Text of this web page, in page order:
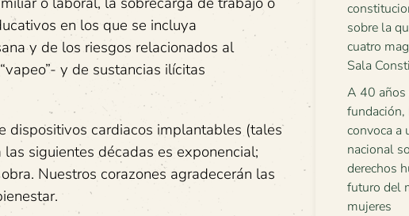
en los que se incluya
y de los riesgos relacionados al
y de sustancias ilícitas
dispositivos cardiacos implantables (tales
siguientes décadas es exponencial;
Nuestros corazones agradecerán las
sobre la
cuatro
Sala
A 40 años
convoca a
nacional
derechos
futuro del
mujeres